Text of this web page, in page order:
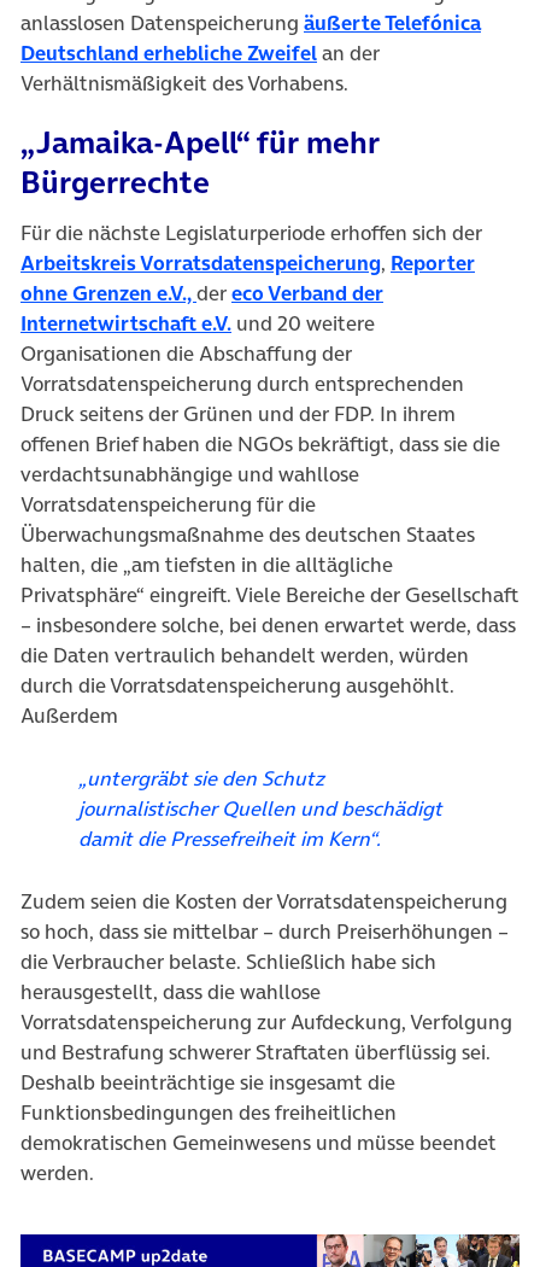
anlasslosen Datenspeicherung äußerte Telefónica
Deutschland erhebliche Zweifel(öffnet in neuem Tab)
an der
Verhältnismäßigkeit des Vorhabens.
„Jamaika-Apell“ für mehr
Bürgerrechte
Für die nächste Legislaturperiode erhoffen sich der
Arbeitskreis Vorratsdatenspeicherung(öffnet in neuem
, Reporter
ohne Grenzen e.V.,(öffnet in neuem Tab)
dereco Verband der
Internetwirtschaft e.V.(öffnet in neuem Tab)
und 20 weitere
Organisationen die Abschaffung der
Vorratsdatenspeicherung durch entsprechenden
Druck seitens der Grünen und der FDP. In ihrem
offenen Brief haben die NGOs bekräftigt, dass sie die
verdachtsunabhängige und wahllose
Vorratsdatenspeicherung für die
Überwachungsmaßnahme des deutschen Staates
halten, die „am tiefsten in die alltägliche
Privatsphäre“ eingreift. Viele Bereiche der Gesellschaft
– insbesondere solche, bei denen erwartet werde, dass
die Daten vertraulich behandelt werden, würden
durch die Vorratsdatenspeicherung ausgehöhlt.
Außerdem
„untergräbt sie den Schutz
journalistischer Quellen und beschädigt
damit die Pressefreiheit im Kern“.
Zudem seien die Kosten der Vorratsdatenspeicherung
so hoch, dass sie mittelbar – durch Preiserhöhungen –
die Verbraucher belaste. Schließlich habe sich
herausgestellt, dass die wahllose
Vorratsdatenspeicherung zur Aufdeckung, Verfolgung
und Bestrafung schwerer Straftaten überflüssig sei.
Deshalb beeinträchtige sie insgesamt die
Funktionsbedingungen des freiheitlichen
demokratischen Gemeinwesens und müsse beendet
werden.